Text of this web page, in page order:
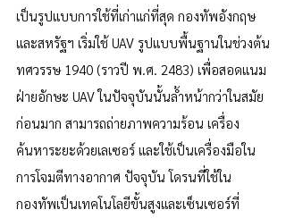
เป็นรูปแบบการใช้ที่เก่าแก่ที่สุด กองทัพอังกฤษ
และสหรัฐฯ เริ่มใช้ UAV รูปแบบพื้นฐานในช่วงต้น
ทศวรรษ 1940 (ราวปี พ.ศ. 2483) เพื่อสอดแนม
ฝ่ายอักษะ UAV ในปัจจุบันนั้นล้ำหน้ากว่าในสมัย
ก่อนมาก สามารถถ่ายภาพความร้อน เครื่อง
ค้นหาระยะด้วยเลเซอร์ และใช้เป็นเครื่องมือใน
การโจมตีทางอากาศ ปัจจุบัน โดรนที่ใช้ใน
กองทัพเป็นเทคโนโลยีขั้นสูงและเซ็นเซอร์ที่